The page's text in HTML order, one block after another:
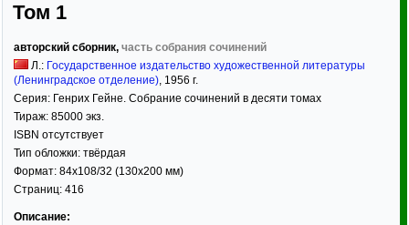
Том 1
авторский сборник, часть собрания сочинений
Л.: Государственное издательство художественной литературы
(Ленинградское отделение), 1956 г.
Серия: Генрих Гейне. Собрание сочинений в десяти томах
Тираж: 85000 экз.
ISBN отсутствует
Тип обложки: твёрдая
Формат: 84x108/32 (130x200 мм)
Страниц: 416
Описание: